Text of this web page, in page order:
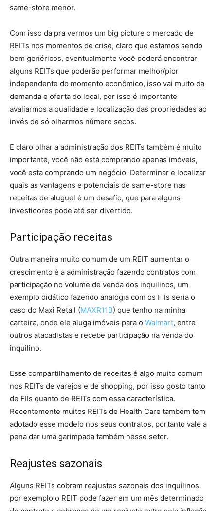
same-store menor.
Com isso da pra vermos um big picture o mercado de
REITs nos momentos de crise, claro que estamos sendo
bem genéricos, eventualmente você poderá encontrar
alguns REITs que poderão performar melhor/pior
independente do momento econômico, isso vai muito da
demanda e oferta do local, por isso é importante
avaliarmos a qualidade e localização das propriedades ao
invés de só olharmos número secos.
E claro olhar a administração dos REITs também é muito
importante, você não está comprando apenas imóveis,
você esta comprando um negócio. Determinar e localizar
quais as vantagens e potenciais de same-store nas
receitas de aluguel é um desafio, que para alguns
investidores pode até ser divertido.
Participação receitas
Outra maneira muito comum de um REIT aumentar o
crescimento é a administração fazendo contratos com
participação no volume de venda dos inquilinos, um
exemplo didático fazendo analogia com os FIIs seria o
caso do Maxi Retail (MAXR11B) que tenho na minha
carteira, onde ele aluga imóveis para o Walmart, entre
outros atacadistas e recebe participação na venda do
inquilino.
Esse compartilhamento de receitas é algo muito comum
nos REITs de varejos e de shopping, por isso gosto tanto
de FIIs quanto de REITs com essa característica.
Recentemente muitos REITs de Health Care também tem
adotado esse modelo nos seus contratos, portanto vale a
pena dar uma garimpada também nesse setor.
Reajustes sazonais
Alguns REITs cobram reajustes sazonais dos inquilinos,
por exemplo o REIT pode fazer em um mês determinado